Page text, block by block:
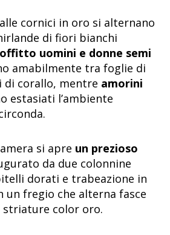
cornici in oro si alternano
di fiori bianchi
uomini e donne semi
amabilmente tra foglie di
di corallo, mentre amorini
estasiati l’ambiente
si apre un prezioso
da due colonnine
dorati e trabeazione in
un fregio che alterna fasce
striature color oro.